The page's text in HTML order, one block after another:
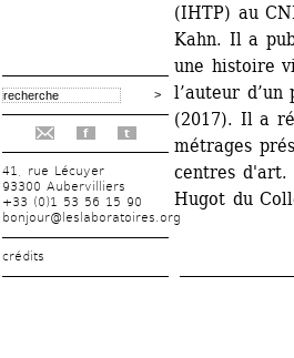
f t
41, rue Lécuyer
93300 Aubervilliers
+33 (0)1 53 56 15 90
bonjour@leslaboratoires.org
crédits
(IHTP) au
Kahn. Il a
une histoire
l’auteur
(2017). Il a
métrages
centres
Hugot du